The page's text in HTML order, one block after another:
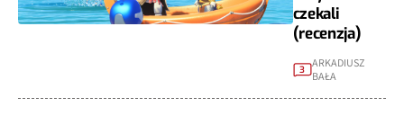
czekali
(recenzja)
3 ARKADIUSZ
BAŁA